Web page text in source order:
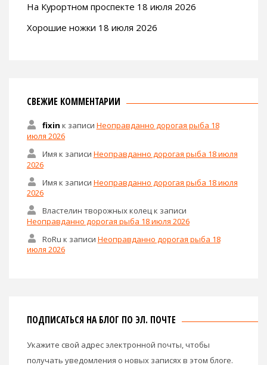
На Курортном проспекте 18 июля 2026
Хорошие ножки 18 июля 2026
СВЕЖИЕ КОММЕНТАРИИ
fixin к записи Неоправданно дорогая рыба 18
июля 2026
Имя к записи Неоправданно дорогая рыба 18 июля
2026
Имя к записи Неоправданно дорогая рыба 18 июля
2026
Властелин творожных колецк записи
Неоправданно дорогая рыба 18 июля 2026
RoRu к записи Неоправданно дорогая рыба 18
июля 2026
ПОДПИСАТЬСЯ НА БЛОГ ПО ЭЛ. ПОЧТЕ
Укажите свой адрес электронной почты, чтобы
получать уведомления о новых записях в этом блоге.